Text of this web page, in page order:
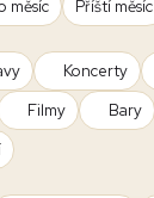
měsíc Příští měsíc
Koncerty
Filmy Bary